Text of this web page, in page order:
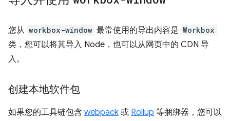
您从 workbox-window 最常使用的导出内容是 Workbox
类，您可以将其导入 Node，也可以从网页中的 CDN 导
入。
创建本地软件包
如果您的工具链包含 webpack 或 Rollup 等捆绑器，您可以